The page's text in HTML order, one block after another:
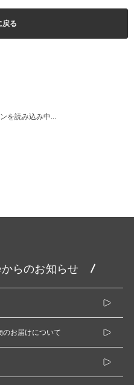
戻る
を読み込み中...
らのお知らせ
のお届けについて